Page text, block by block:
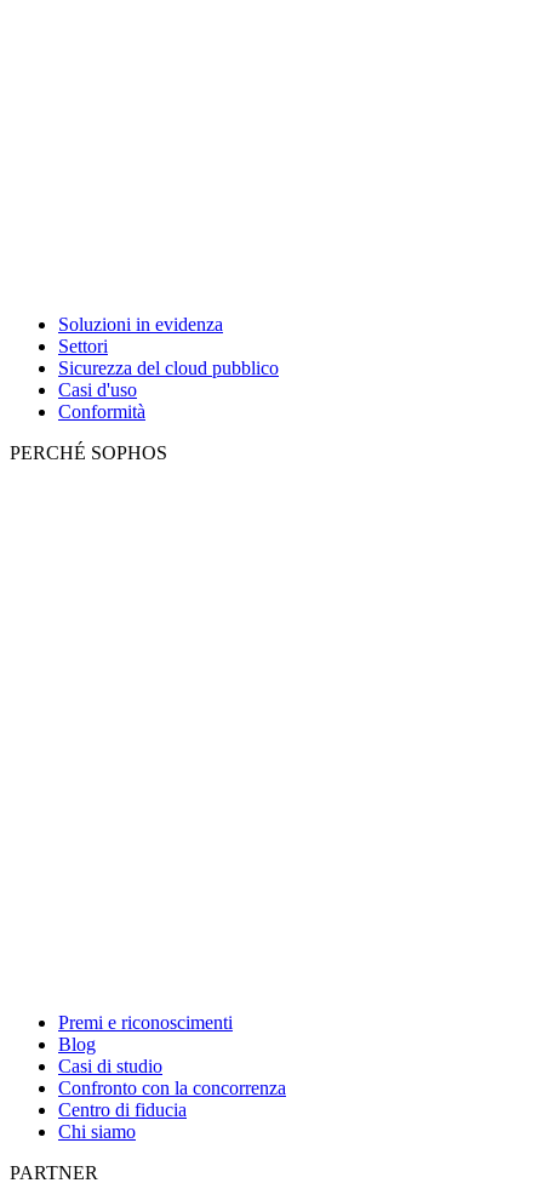
Soluzioni in evidenza
Settori
Sicurezza del cloud pubblico
Casi d'uso
Conformità
PERCHÉ SOPHOS
Premi e riconoscimenti
Blog
Casi di studio
Confronto con la concorrenza
Centro di fiducia
Chi siamo
PARTNER